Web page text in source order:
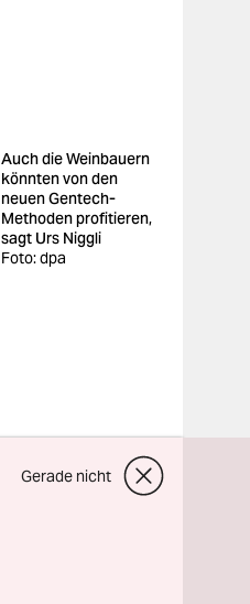
Auch die Weinbauern
könnten von den
neuen Gentech-
Methoden profitieren,
sagt Urs Niggli
Foto: dpa
Gerade nicht